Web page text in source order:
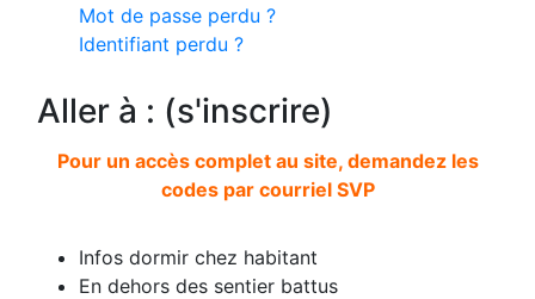
Mot de passe perdu ?
Identifiant perdu ?
Aller à : (s'inscrire)
Pour un accès complet au site, demandez les
codes par courriel SVP
Infos dormir chez habitant
En dehors des sentier battus